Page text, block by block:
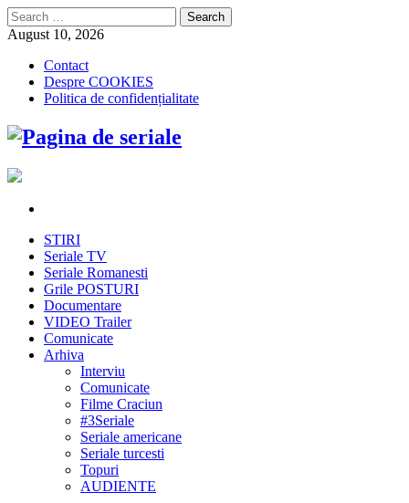
Search
for:
August 10, 2026
Contact
Despre COOKIES
Politica de confidențialitate
STIRI
Seriale TV
Seriale Romanesti
Grile POSTURI
Documentare
VIDEO Trailer
Comunicate
Arhiva
Interviu
Comunicate
Filme Craciun
#3Seriale
Seriale americane
Seriale turcesti
Topuri
AUDIENTE